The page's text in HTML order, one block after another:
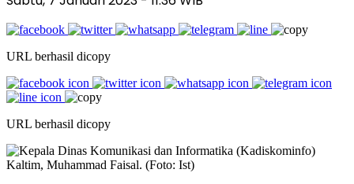
URL berhasil dicopy
URL berhasil dicopy